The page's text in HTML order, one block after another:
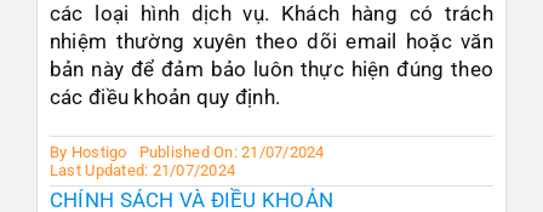
các loại hình dịch vụ. Khách hàng có trách
nhiệm thường xuyên theo dõi email hoặc văn
bản này để đảm bảo luôn thực hiện đúng theo
các điều khoản quy định.
By Hostigo
Published On: 21/07/2024
Last Updated: 21/07/2024
CHÍNH SÁCH VÀ ĐIỀU KHOẢN